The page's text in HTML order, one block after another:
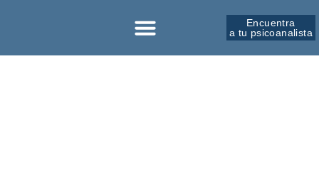
Encuentra
a tu psicoanalista